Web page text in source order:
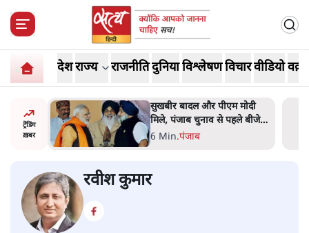
देशराज्य राजनीतिदुनियाविश्लेषणविचारवीडियो
ट्रेंडिंग
ख़बर
सुखबीर बादल और पीएम मोदी
मिले, पंजाब चुनाव से पहले बीजेपी-
अकाली दल गठबंधन की अटकलें
तेज
6 Min पंजाब
रवीश कुमार